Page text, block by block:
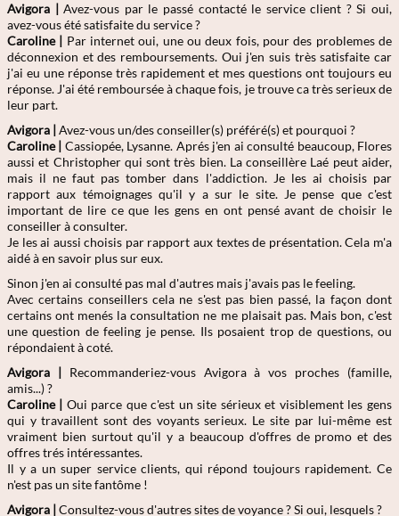
Avigora | Avez-vous par le passé contacté le service client ? Si oui,
avez-vous été satisfaite du service ?
Caroline| Par internet oui, une ou deux fois, pour des problemes de
déconnexion et des remboursements. Oui j'en suis très satisfaite car
j'ai eu une réponse très rapidement et mes questions ont toujours eu
réponse. J'ai été remboursée à chaque fois, je trouve ca très serieux de
leur part.
Avigora | Avez-vous un/des conseiller(s) préféré(s) et pourquoi ?
Caroline| Cassiopée, Lysanne. Aprés j'en ai consulté beaucoup, Flores
aussi et Christopher qui sont très bien. La conseillère Laé peut aider,
mais il ne faut pas tomber dans l'addiction. Je les ai choisis par
rapport aux témoignages qu'il y a sur le site. Je pense que c'est
important de lire ce que les gens en ont pensé avant de choisir le
conseiller à consulter.
Je les ai aussi choisis par rapport aux textes de présentation. Cela m'a
aidé à en savoir plus sur eux.
Sinon j'en ai consulté pas mal d'autres mais j'avais pas le feeling.
Avec certains conseillers cela ne s'est pas bien passé, la façon dont
certains ont menés la consultation ne me plaisait pas. Mais bon, c'est
une question de feeling je pense. Ils posaient trop de questions, ou
répondaient à coté.
Avigora | Recommanderiez-vous Avigora à vos proches (famille,
amis...) ?
Caroline| Oui parce que c'est un site sérieux et visiblement les gens
qui y travaillent sont des voyants serieux. Le site par lui-même est
vraiment bien surtout qu'il y a beaucoup d'offres de promo et des
offres trés intéressantes.
Il y a un super service clients, qui répond toujours rapidement. Ce
n'est pas un site fantôme !
Avigora | Consultez-vous d'autres sites de voyance ? Si oui, lesquels ?